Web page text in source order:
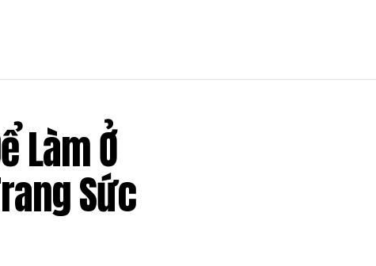
Làm Ở
Sức